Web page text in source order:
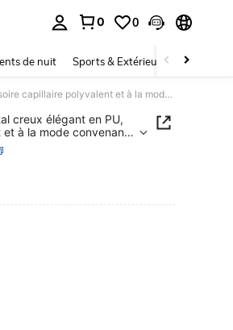
0 0
de nuit Sports & Extérieur Enfants
1 pièce Serre-tête large en métal creux élégant en PU, accessoire capillaire polyvalent et à la mode convenant pour le port quotidien, le maquillage/le lavage des cheveux, Diadème, Voyage, Anniversaire
creux élégant en PU,
à la mode convenant
le lavage des